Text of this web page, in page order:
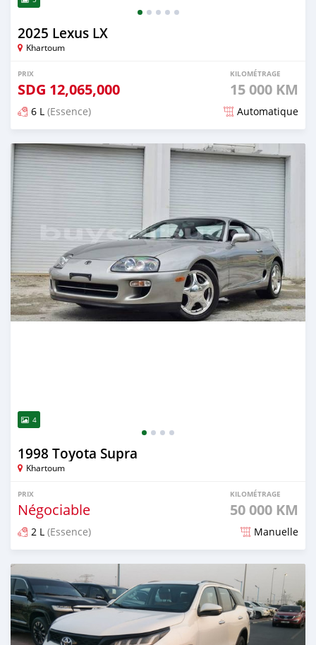
2025 Lexus LX
Khartoum
PRIX
SDG 12,065,000
KILOMÉTRAGE
15 000 KM
6 L (Essence) Automatique
Publié il y a environ un mois
4
1998 Toyota Supra
Khartoum
PRIX
Négociable
KILOMÉTRAGE
50 000 KM
2 L (Essence) Manuelle
Publié il y a environ 2 mois